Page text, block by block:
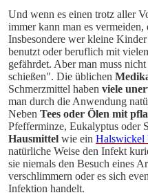
Und wenn es einen trotz aller
immer kann man es
Insbesondere wer kleine
benutzt oder beruflich mit
gefährdet. Aber man muss
schießen". Die üblichen
Schmerzmittel haben viele
man durch die Anwendung
Neben Tees oder Ölen mit
Pfefferminze, Eukalyptus oder
Hausmittel wie ein Halswickel
natürliche Weise den Infekt
sie niemals den Besuch eines
verschlimmern oder es sich
Infektion handelt.